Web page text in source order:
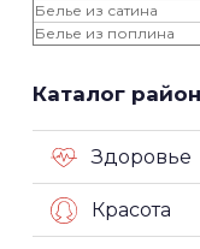
Белье из сатина
Белье из поплина
Каталог
Здоровье
Красота